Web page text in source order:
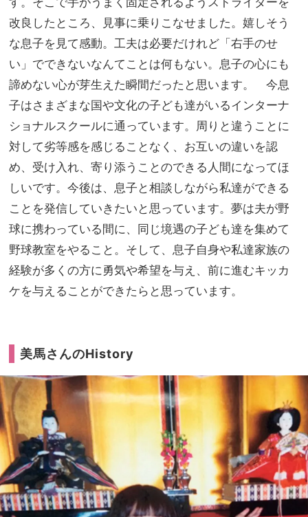
改良したところ、見事に乗りこなせました。嬉しそう
な息子を見て感動。工夫は必要だけれど「右手のせ
い」でできないなんてことは何もない。息子の心にも
諦めない心が芽生えた瞬間だったと思います。 今息
子はさまざまな国や文化の子ども達がいるインターナ
ショナルスクールに通っています。周りと違うことに
対して劣等感を感じることなく、お互いの違いを認
め、受け入れ、寄り添うことのできる人間になってほ
しいです。今後は、息子と相談しながら私達ができる
ことを発信していきたいと思っています。夢は夫が野
球に携わっている間に、同じ境遇の子ども達を集めて
野球教室をやること。そして、息子自身や私達家族の
経験が多くの方に勇気や希望を与え、前に進むキッカ
ケを与えることができたらと思っています。
美馬さんのHistory